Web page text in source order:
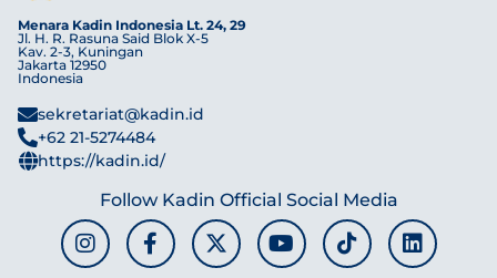
Menara Kadin Indonesia Lt. 24, 29
Jl. H. R. Rasuna Said Blok X-5
Kav. 2-3, Kuningan
Jakarta 12950
Indonesia
sekretariat@kadin.id
+62 21-5274484
https://kadin.id/
Follow Kadin Official Social Media